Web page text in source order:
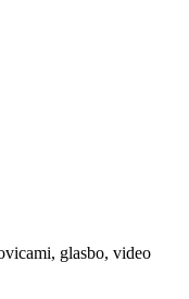
glasbo, video